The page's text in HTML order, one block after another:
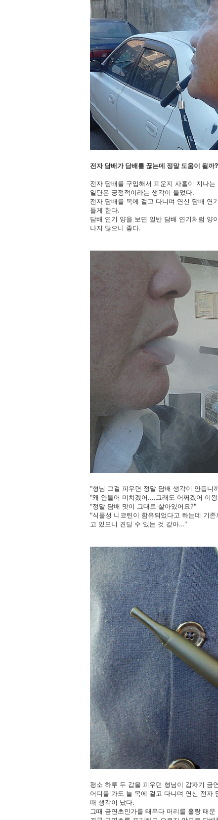
전자 담배가 담배를 끊는데 정말 도움이 될까?
전자 담배를 구입해서 피운지 사흘이 지나
일단은 긍정적이라는 생각이 들었다.
전자 담배를 목에 걸고 다니며 연신 담배 연
들게 한다.
담배 연기 양을 보면 일반 담배 연기처럼 양
나지 않으니 좋다.
"형님 그걸 피우면 정말 담배 생각이 안듭니
"왜 안들어 미치겠어....그래도 어쩌겠어 이
"정말 담배 맛이 그대로 살아있어요?"
"식물성 니코틴이 함유되었다고 하는데 기
고 있으니 견딜 수 있는 것 같아..."
평소 하루 두 갑을 피우던 형님이 갑자기 금
어디를 가도 늘 목에 걸고 다니며 연신 전자
때 생각이 났다.
그때 금연초인가를 태우다 머리를 홀랑 태운